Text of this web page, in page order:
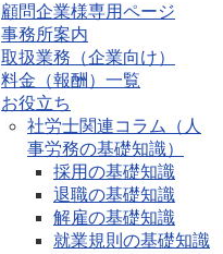
顧問企業様専用ページ
事務所案内
取扱業務（企業向け）
料金（報酬）一覧
お役立ち
社労士関連コラム（人
事労務の基礎知識）
採用の基礎知識
退職の基礎知識
解雇の基礎知識
就業規則の基礎知識